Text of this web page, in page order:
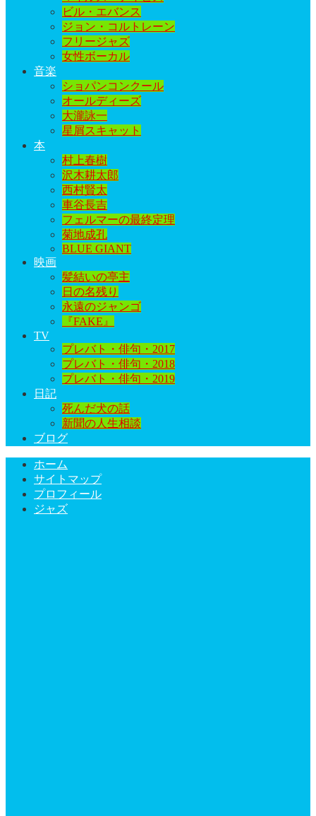
ビル・エバンス
ジョン・コルトレーン
フリージャズ
女性ボーカル
音楽
ショパンコンクール
オールディーズ
大瀧詠一
星屑スキャット
本
村上春樹
沢木耕太郎
西村賢太
車谷長吉
フェルマーの最終定理
菊地成孔
BLUE GIANT
映画
髪結いの亭主
日の名残り
永遠のジャンゴ
『FAKE』
TV
プレバト・俳句・2017
プレバト・俳句・2018
プレバト・俳句・2019
日記
死んだ犬の話
新聞の人生相談
ブログ
ホーム
サイトマップ
プロフィール
ジャズ